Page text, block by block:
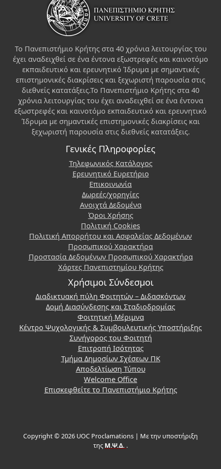
Το Πανεπιστήμιο Κρήτης στα 40 χρόνια λειτουργίας του
έχει αναδειχθεί σε ένα έντονα εξωστρεφές και καινοτόμο
εκπαιδευτικό και ερευνητικό Ίδρυμα με σημαντικές
επιστημονικές διακρίσεις και ξεχωριστή παρουσία στις
διεθνείς κατατάξεις.Το Πανεπιστήμιο Κρήτης στα 40
χρόνια λειτουργίας του έχει αναδειχθεί σε ένα έντονα
εξωστρεφές και καινοτόμο εκπαιδευτικό και ερευνητικό
Ίδρυμα με σημαντικές επιστημονικές διακρίσεις και
ξεχωριστή παρουσία στις διεθνείς κατατάξεις.
Γενικές Πληροφορίες
Τηλεφωνικός Κατάλογος
Ερευνητικό Ευρετήριο
Επικοινωνία
Δωρεές/χορηγίες
Ανοιχτά Δεδομένα
Όροι Χρήσης
Πολιτική Cookies
Πολιτική Απορρήτου και Ασφαλείας Δεδομένων
Προσωπικού Χαρακτήρα
Προστασία Δεδομένων Προσωπικού Χαρακτήρα
Χάρτες Πανεπιστημίου Κρήτης
Χρήσιμοι Σύνδεσμοι
Διαδικτυακή πύλη Φοιτητών – Διδασκόντων
Δομή Διασύνδεσης και Σταδιοδρομίας
Φοιτητική Μέριμνα
Κέντρο Ψυχολογικής & Συμβουλευτικής Υποστήριξης
Συνήγορος του Φοιτητή
Επιτροπή Ισότητας
Τμήμα Δημοσίων Σχέσεων ΠΚ
Αποδελτίωση Τύπου
Welcome Office
Επισκεφθείτε το Πανεπιστήμιο Κρήτης
Copyright © 2026 UOC Proclamations | Με την υποστήριξη
της Μ.Ψ.Δ. .